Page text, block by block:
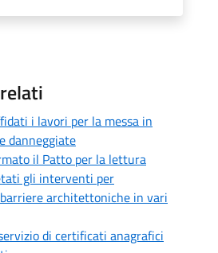
i lavori per la messa in
danneggiate
il Patto per la lettura
gli interventi per
architettoniche in vari
di certificati anagrafici